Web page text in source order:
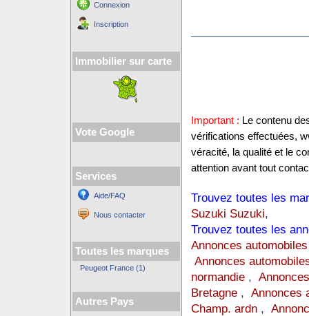
Connexion
Inscription
Immobilier sur carte
Vote Google
Services
Aide/FAQ
Nous contacter
Toutes les marques
Peugeot France (1)
Autres Pays
Important : Le contenu
vérifications effectuées,
véracité, la qualité et le
attention avant tout
Trouvez toutes les
Suzuki Suzuki,
Trouvez toutes les
Annonces
Annonces
normandie,
Bretagne, Annonces
Champ. ardn,